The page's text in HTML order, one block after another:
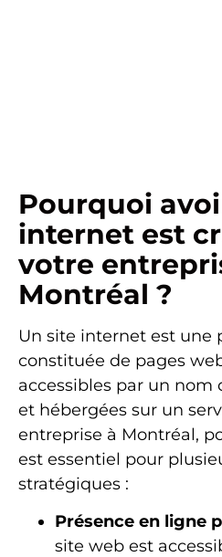
Pourquoi
internet est
votre
Montréal ?
Un site internet est une
constituée de pages
accessibles par un
et hébergées sur un
entreprise à Montréal,
est essentiel pour
stratégiques :
Présence en ligne
site web est